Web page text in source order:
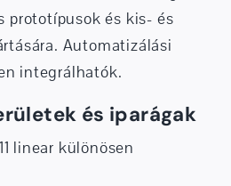
prototípusok és kis- és
Automatizálási
integrálhatók.
és iparágak
linear különösen